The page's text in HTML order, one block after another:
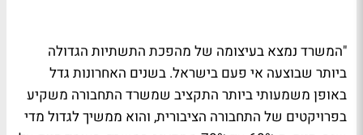
"המשרד נמצא בעיצומה של מהפכת התשתיות הגדולה
ביותר שבוצעה אי פעם בישראל. בשנים האחרונות גדל
באופן משמעותי ביותר התקציב שמשרד התחבורה משקיע
בפרויקטים של התחבורה הציבורית, והוא ממשיך לגדול מדי